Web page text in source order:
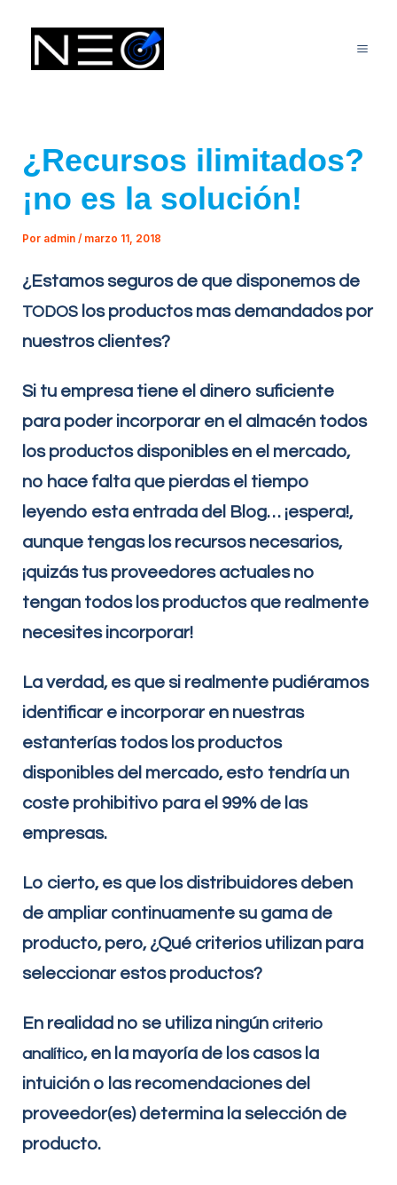
contenido
¿Recursos ilimitados?
¡no es la solución!
Por admin/ marzo 11, 2018
¿Estamos seguros de que disponemos de
TODOS los productos mas demandados por
nuestros clientes?
Si tu empresa tiene el dinero suficiente
para poder incorporar en el almacén todos
los productos disponibles en el mercado,
no hace falta que pierdas el tiempo
leyendo esta entrada del Blog… ¡espera!,
aunque tengas los recursos necesarios,
¡quizás tus proveedores actuales no
tengan todos los productos que realmente
necesites incorporar!
La verdad, es que si realmente pudiéramos
identificar e incorporar en nuestras
estanterías todos los productos
disponibles del mercado, esto tendría un
coste prohibitivo para el 99% de las
empresas.
Lo cierto, es que los distribuidores deben
de ampliar continuamente su gama de
producto, pero, ¿Qué criterios utilizan para
seleccionar estos productos?
En realidad no se utiliza ningúncriterio
analítico, en la mayoría de los casos la
intuición o las recomendaciones del
proveedor(es) determina la selección de
producto.